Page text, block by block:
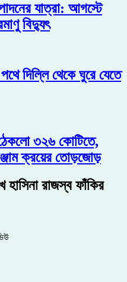
যাত্রা: আগস্টে
বিদ্যুৎ
দিল্লি থেকে ঘুরে যেতে
৩২৬ কোটিতে,
ক্রয়ের তোড়জোড়
রাজস্ব ফাঁকির